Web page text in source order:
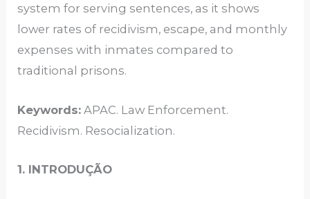
system for serving sentences, as it shows
lower rates of recidivism, escape, and monthly
expenses with inmates compared to
traditional prisons.
Keywords: APAC. Law Enforcement.
Recidivism. Resocialization.
1. INTRODUÇÃO